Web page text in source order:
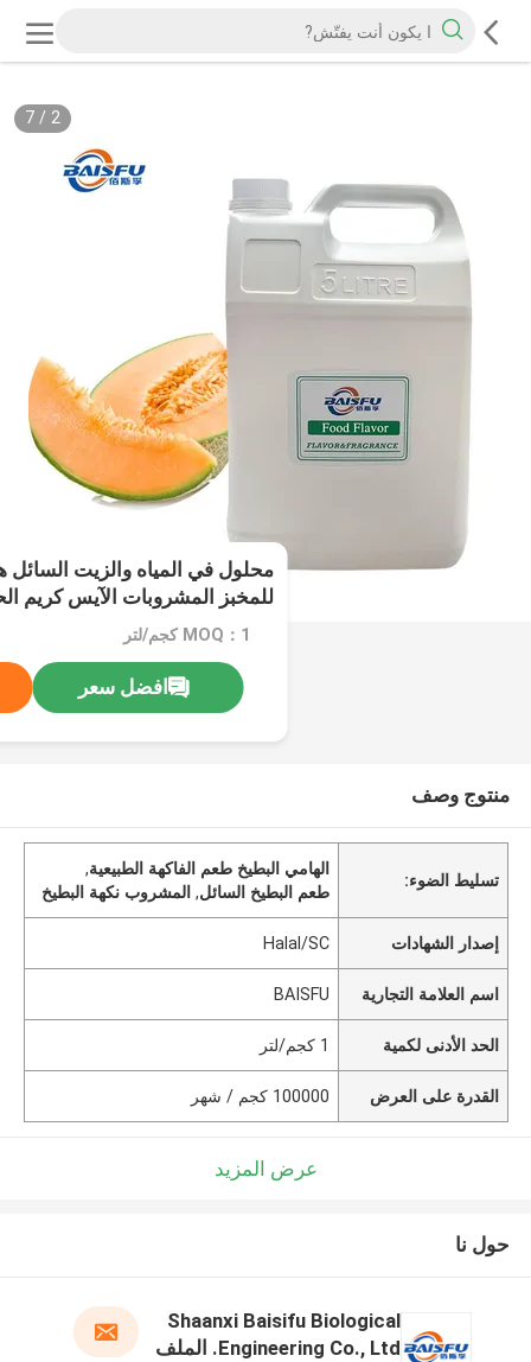
2
/
7
محلول في المياه والزيت السائل
للمخبز المشروبات الآيس كريم
الغازية
MOQ：1 كجم/لتر
افضل سعر
منتوج وصف
تسليط الضوء:
الهامي البطيخ طعم الفاكهة الطبيعية,
طعم البطيخ السائل,المشروب نكهة البطيخ
إصدار الشهادات Halal/SC
اسم العلامة التجارية BAISFU
الحد الأدنى لكمية 1 كجم/لتر
القدرة على العرض 100000 كجم / شهر
عرض المزيد
حول نا
Shaanxi Baisifu Biological
Engineering Co., Ltd. الملف